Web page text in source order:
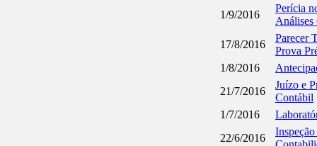
1/9/2016
Perícia
Análises
17/8/2016
Parecer
Prova
1/8/2016
21/7/2016
Juízo e
Contábil
1/7/2016
22/6/2016